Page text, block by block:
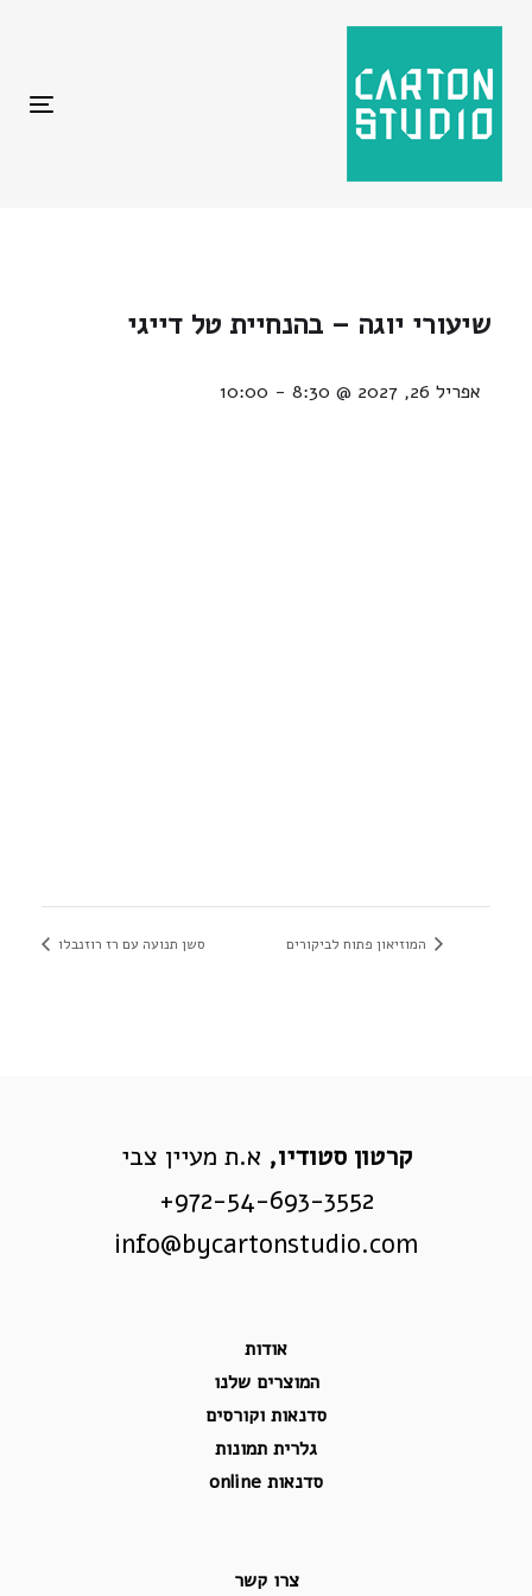
שיעורי יוגה – בהנחיית טל דייגי
אפריל 26, 2027 @ 8:30 -
10:00
המוזיאון פתוח לביקורים סשן תנועה עם רז רוזנבלו
קרטון סטודיו, א.ת מעיין צבי
972-54-693-3552+
info@bycartonstudio.com
אודות
המוצרים שלנו
סדנאות וקורסים
גלרית תמונות
סדנאות online
צרו קשר